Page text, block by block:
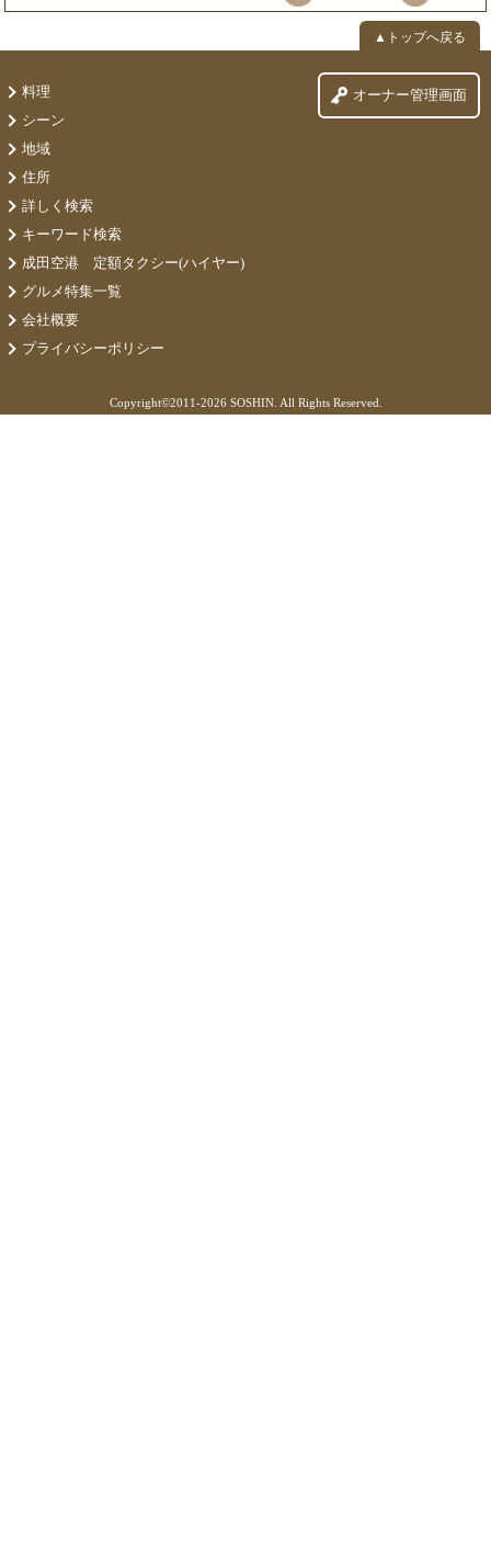
▲トップへ戻る
料理
シーン
地域
住所
詳しく検索
キーワード検索
成田空港 定額タクシー(ハイヤー)
グルメ特集一覧
会社概要
プライバシーポリシー
オーナー管理画面
Copyright©2011-2026 SOSHIN. All Rights Reserved.